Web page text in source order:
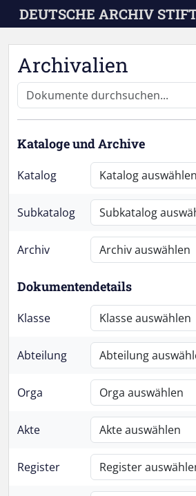
Skip to main content
DEUTSCHE ARCHIV
Archivalien
Kataloge und Archive
Katalog
Subkatalog
Archiv
Dokumentendetails
Klasse
Abteilung
Orga
Akte
Register